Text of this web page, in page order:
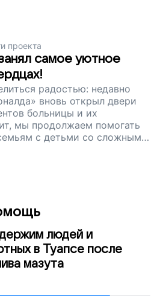
проекта
самое уютное
радостью: недавно
вновь открыл двери
больницы и их
мы продолжаем помогать
с детьми со сложным
это вместе!
людей и
в Туапсе после
мазута